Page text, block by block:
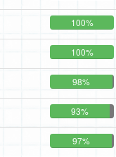
100%
100%
98%
93%
97%